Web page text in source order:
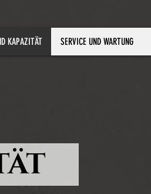
KAPAZITÄT SERVICE UND WARTUNG